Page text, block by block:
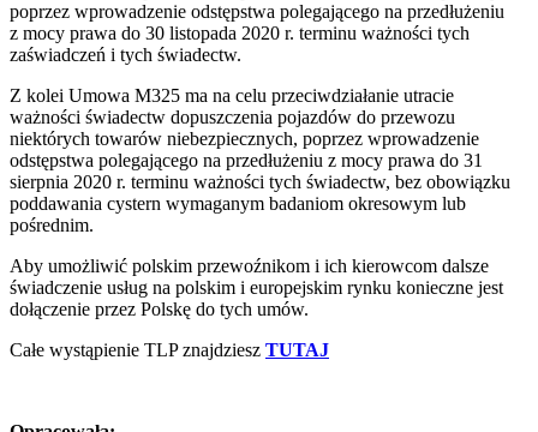
poprzez wprowadzenie odstępstwa polegającego na przedłużeniu
z mocy prawa do 30 listopada 2020 r. terminu ważności tych
zaświadczeń i tych świadectw.
Z kolei Umowa M325 ma na celu przeciwdziałanie utracie
ważności świadectw dopuszczenia pojazdów do przewozu
niektórych towarów niebezpiecznych, poprzez wprowadzenie
odstępstwa polegającego na przedłużeniu z mocy prawa do 31
sierpnia 2020 r. terminu ważności tych świadectw, bez obowiązku
poddawania cystern wymaganym badaniom okresowym lub
pośrednim.
Aby umożliwić polskim przewoźnikom i ich kierowcom dalsze
świadczenie usług na polskim i europejskim rynku konieczne jest
dołączenie przez Polskę do tych umów.
Całe wystąpienie TLP znajdziesz TUTAJ